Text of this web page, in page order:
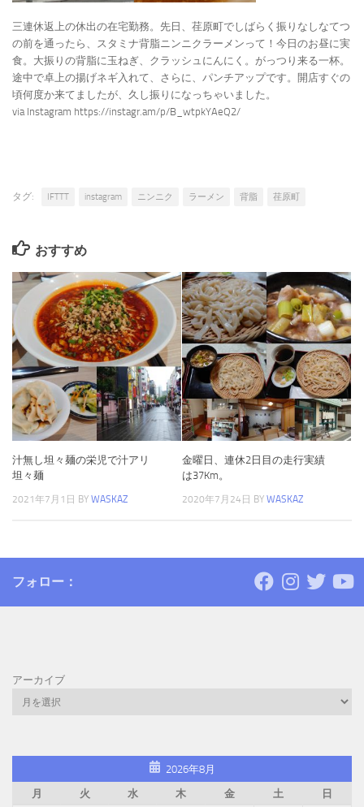
三連休返上の休出の在宅勤務。先日、荏原町でしばらく振りなしなてつ
の前を通ったら、スタミナ背脂ニンニクラーメンって！今日のお昼に実
食。大振りの背脂に玉ねぎ、クラッシュにんにく。がっつり来る一杯。
途中で卓上の揚げネギ入れて、さらに、パンチアップです。開店すぐの
頃何度か来てましたが、久し振りになっちゃいました。
via Instagram https://instagr.am/p/B_wtpkYAeQ2/
タグ: IFTTT instagram ニンニク ラーメン 背脂 荏原町
おすすめ
汁無し坦々麺の栄児で汁アリ
坦々麺
2021年7月1日 BY WASKAZ
金曜日、連休2日目の走行実績
は37Km。
2020年7月24日 BY WASKAZ
フォロー：
アーカイブ
2026年8月
月
火 水 木 金 土
日